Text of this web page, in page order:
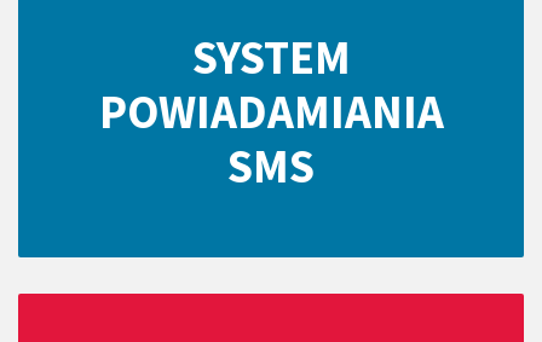
SYSTEM
POWIADAMIANIA
SMS